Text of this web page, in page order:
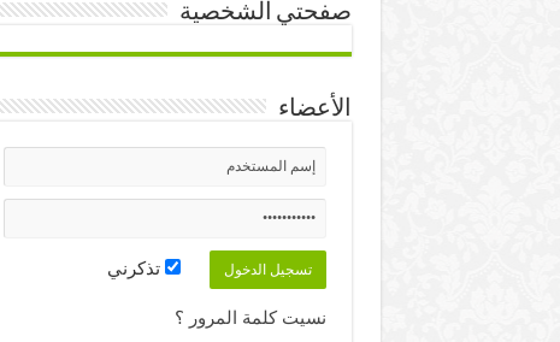
صفحتي الشخصية
الأعضاء
تذكرني
نسيت كلمة المرور ؟